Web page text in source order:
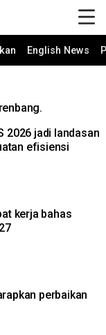
English News
2026 jadi landasan
efisiensi
kerja bahas
perbaikan